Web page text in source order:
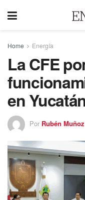
Home Energía
La CFE
en
Por Rubén Muñoz